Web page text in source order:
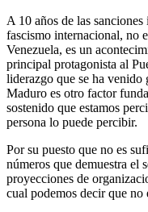
A 10 años de las
fascismo internacional, no
Venezuela, es un
principal protagonista al
liderazgo que se ha venido
Maduro es otro factor
sostenido que estamos
persona lo puede percibir.
Por su puesto que no es
números que demuestra el
proyecciones de
cual podemos decir que no